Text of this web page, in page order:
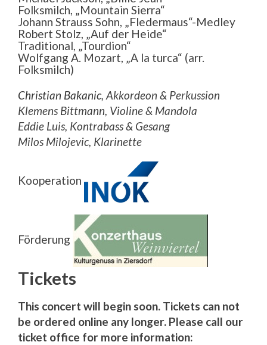
Folksmilch, „Mountain Sierra“
Johann Strauss Sohn, „Fledermaus“-Medley
Robert Stolz, „Auf der Heide“
Traditional, „Tourdion“
Wolfgang A. Mozart, „A la turca“ (arr.
Folksmilch)
Christian Bakanic, Akkordeon & Perkussion
Klemens Bittmann, Violine & Mandola
Eddie Luis, Kontrabass & Gesang
Milos Milojevic, Klarinette
Kooperation
Förderung
Tickets
This concert will begin soon. Tickets can not
be ordered online any longer. Please call our
ticket office for more information: